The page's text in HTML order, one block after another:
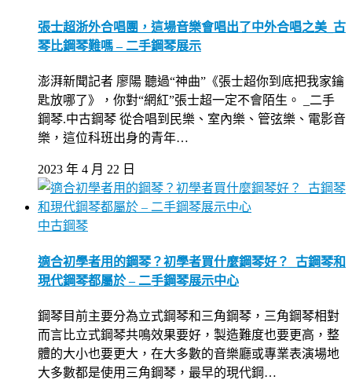
張士超浙外合唱團，這場音樂會唱出了中外合唱之美_古
琴比鋼琴難嗎 – 二手鋼琴展示
澎湃新聞記者 廖陽 聽過“神曲”《張士超你到底把我家鑰
匙放哪了》，你對“網紅”張士超一定不會陌生。 _二手
鋼琴.中古鋼琴 從合唱到民樂、室內樂、管弦樂、電影音
樂，這位科班出身的青年…
2023 年 4 月 22 日
中古鋼琴
適合初學者用的鋼琴？初學者買什麼鋼琴好？_古鋼琴和
現代鋼琴都屬於 – 二手鋼琴展示中心
鋼琴目前主要分為立式鋼琴和三角鋼琴，三角鋼琴相對
而言比立式鋼琴共鳴效果要好，製造難度也要更高，整
體的大小也要更大，在大多數的音樂廳或專業表演場地
大多數都是使用三角鋼琴，最早的現代鋼…